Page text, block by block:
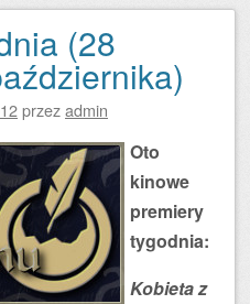
(28
przezadmin
Oto
kinowe
premiery
tygodnia:
Kobieta z